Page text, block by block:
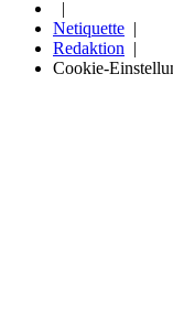
Netiquette
Redaktion
Cookie-